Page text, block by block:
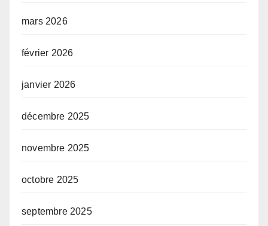
mars 2026
février 2026
janvier 2026
décembre 2025
novembre 2025
octobre 2025
septembre 2025